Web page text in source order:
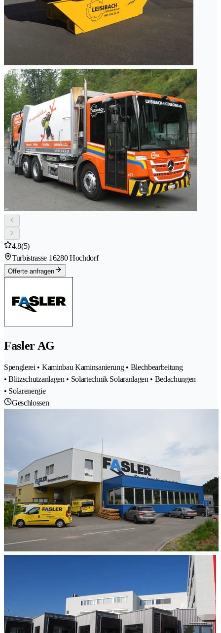
4.8(5)
Turbistrasse 16280 Hochdorf
Offerte anfragen
Fasler AG
Spenglerei • Kaminbau Kaminsanierung • Blechbearbeitung
• Blitzschutzanlagen • Solartechnik Solaranlagen • Bedachungen
• Solarenergie
Geschlossen